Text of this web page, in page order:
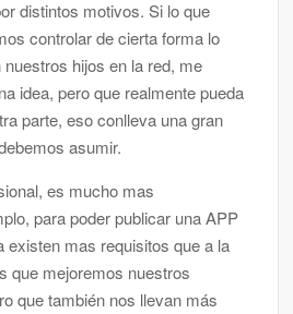
distintos motivos. Si lo que
controlar de cierta forma lo
hijos en la red, me
idea, pero que realmente pueda
parte, eso conlleva una gran
asumir.
es mucho mas
para poder publicar una APP
existen mas requisitos que a la
que mejoremos nuestros
que también nos llevan más